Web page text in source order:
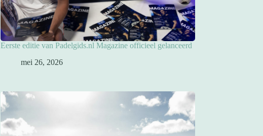
Eerste editie van Padelgids.nl Magazine officieel gelanceerd
mei 26, 2026